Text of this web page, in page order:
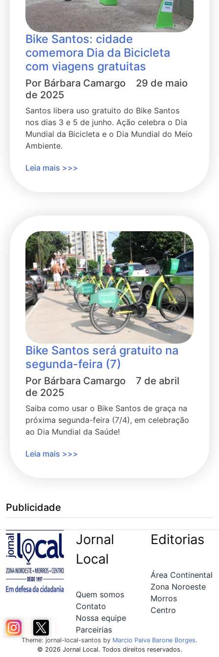
Bike Santos: cidade
comemora Dia da Bicicleta
com viagens gratuitas
Por Bárbara Camargo
29 de maio
de 2025
Santos libera uso gratuito do Bike Santos
nos dias 3 e 5 de junho. Ação celebra o Dia
Mundial da Bicicleta e o Dia Mundial do Meio
Ambiente.
Leia mais >>>
Bike Santos será gratuito na
segunda-feira (7)
Por Bárbara Camargo
7 de abril
de 2025
Saiba como usar o Bike Santos de graça na
próxima segunda-feira (7/4), em celebração
ao Dia Mundial da Saúde!
Leia mais >>>
Publicidade
Jornal
Local
Quem somos
Contato
Nossa equipe
Parceirias
Editorias
Área Continental
Zona Noroeste
Morros
Centro
Theme: jornal-local-santos by Marcio Paiva Barone Borges.
© 2026 Jornal Local. Todos direitos reservados.